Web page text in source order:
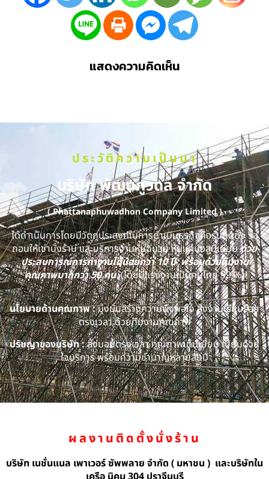
แสดงความคิดเห็น
ประวัติความเป็นมา
บริษัท พัฒนภูวดล จำกัด
( Phattanaphuwadhon Company Limited )
ได้ดำเนินการโดยมีวัตถุประสงค์ในการดำเนินธุรกิจคือรับติดตั้ง รื้อ
ถอนให้เช่านั่งร้าน และบริการงานหุ้มฉนวน หุ้มแผ่นอลูมิเนียมด้วย
ประสบการณ์การทำงานไม่น้อยกว่า 10 ปี พร้อมด้วยทีมงาน
คุณภาพมากกว่า 50 คน(โดยมีแรงงานเป็นคนไทย 99 %)
นโยบายด้านคุณภาพ :มุ่งมั่นสร้างความพึงพอใจ ส่งงานเรียบร้อย
ตรงเวลา ด้วยทีมงานคุณภาพ
ปรัชญาของบริษัท :ส่งมอบตรงเวลา คุณภาพเต็มเยี่ยม เปี่ยมด้วย
ใจบริการ พร้อมความชำนาญหลายสิบปี
ผลงานติดตั้งนั่งร้าน
บริษัท เนชั่นแนล เพาเวอร์ ซัพพลาย จำกัด ( มหาชน ) และบริษัทใน